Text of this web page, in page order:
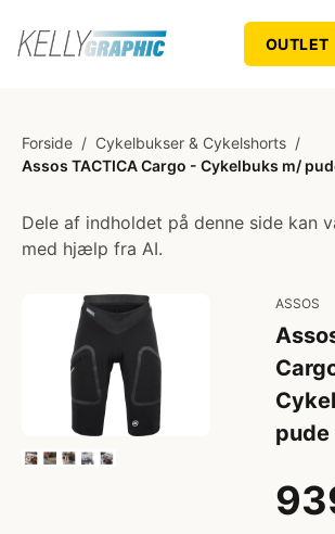
OUTLET
Forside / Cykelbukser & Cykelshorts /
Assos TACTICA Cargo - Cykelbuks m/
Dele af indholdet på denne side kan
med hjælp fra AI.
ASSOS
pude